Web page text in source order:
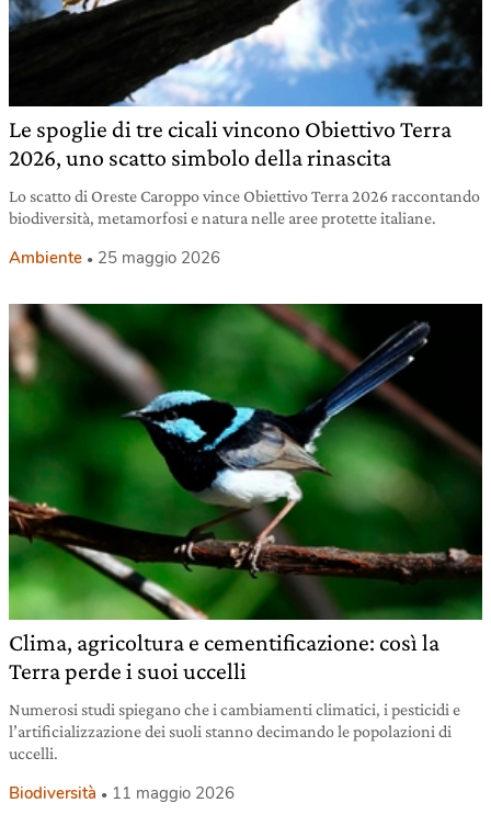
Le spoglie di tre cicali vincono Obiettivo Terra
2026, uno scatto simbolo della rinascita
Lo scatto di Oreste Caroppo vince Obiettivo Terra 2026 raccontando
biodiversità, metamorfosi e natura nelle aree protette italiane.
Ambiente 25 maggio 2026
Clima, agricoltura e cementificazione: così la
Terra perde i suoi uccelli
Numerosi studi spiegano che i cambiamenti climatici, i pesticidi e
l’artificializzazione dei suoli stanno decimando le popolazioni di
uccelli.
Biodiversità 11 maggio 2026